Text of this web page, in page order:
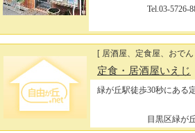
Tel.03-
[ 居酒屋、定食屋、おでん
定食・居酒屋いえじ
緑が丘駅徒歩30秒にある
目黒区緑が